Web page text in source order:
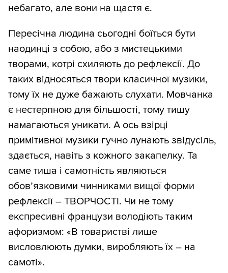
небагато, але вони на щастя є.
Пересічна людина сьогодні боїться бути
наодинці з собою, або з мистецькими
творами, котрі схиляють до рефлексії. До
таких відносяться твори класичної музики,
тому їх не дуже бажають слухати. Мовчанка
є нестерпною для більшості, тому тишу
намагаються уникати. А ось взірці
примітивної музики гучно лунають звідусіль,
здається, навіть з кожного закапелку. Та
саме тиша і самотність являються
обов’язковими чинниками вищої форми
рефлексії – ТВОРЧОСТІ. Чи не тому
експресивні французи володіють таким
афоризмом: «В товаристві лише
висловлюють думки, виробляють їх – на
самоті».